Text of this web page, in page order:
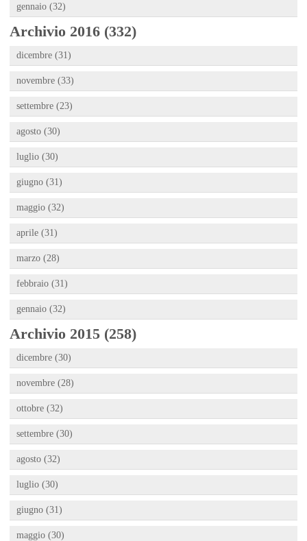
gennaio (32)
Archivio 2016 (332)
dicembre (31)
novembre (33)
settembre (23)
agosto (30)
luglio (30)
giugno (31)
maggio (32)
aprile (31)
marzo (28)
febbraio (31)
gennaio (32)
Archivio 2015 (258)
dicembre (30)
novembre (28)
ottobre (32)
settembre (30)
agosto (32)
luglio (30)
giugno (31)
maggio (30)